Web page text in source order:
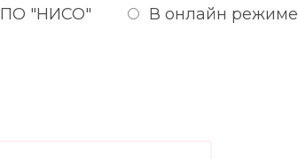
"НИСО"
В онлайн режиме